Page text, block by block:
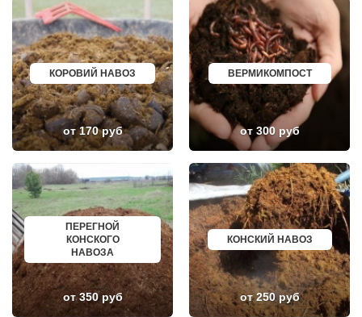
ЛОСИНО-ПЕТРОВСКИЙ
ЛОТОШИНО
ЛУКИНО
ЛУНЕВО
ЛУХОВИЦЫ
ЛЫТКАРИНО
ЛЬВОВСКИЙ
ЛЮБЕРЦЫ
ЛЮБУЧАНЫ
МАЛАХОВКА
МАЛИНО
МАРФИНО
МЕНДЕЛЕЕВО
МЕШКОВО
МЕЩЕРИНО
МИХНЕВО
МИШЕРОНСКИЙ
МОЖАЙСК
МОЛОДЕЖНЫЙ
МОЛОКОВО
МОНИНО
МОСКОВСКИЙ
МУХАНОВО
ГУСЕВ
КАНАШ
КУРГАНИНСК
ЩЕКИНО
ДИМИТРОВГРАД
СИМ
МАЛОЯРОСЛАВЕЦ
МАРИИНСК
МИНУСИНСК
ВЕРХНЯЯ ПЫШМА
РОССОШЬ
КОМСОМОЛЬСК
РЖЕВ
АЛЕКСЕЕВКА
ВЯЗЬМА
ИШИМ
ПОКРОВ
ЗЕЛЕНОДОЛЬСК
ЛИВНЫ
БОБРОВ
ЛИСКИ
КУЗНЕЦК
БАЛАШОВ
КОРОВИЙ НАВОЗ
от 170 руб
ВЕРМИКОМПОСТ
от 300 руб
ПЕРЕГНОЙ
КОНСКОГО
НАВОЗА
от 350 руб
КОНСКИЙ НАВОЗ
от 250 руб